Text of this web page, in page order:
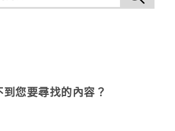
到您要尋找的內容？